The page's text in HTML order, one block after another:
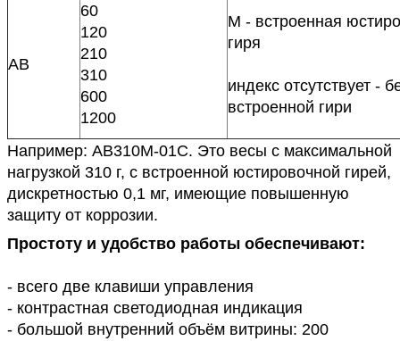
АВ
60
120
210
310
600
1200
М - встроенная
гиря
индекс отсутствует -
встроенной гири
Например: АВ310М-01С. Это весы с максимальной
нагрузкой 310 г, с встроенной юстировочной гирей,
дискретностью 0,1 мг, имеющие повышенную
защиту от коррозии.
Простоту и удобство работы обеспечивают:
- всего две клавиши управления
- контрастная светодиодная индикация
- большой внутренний объём витрины: 200